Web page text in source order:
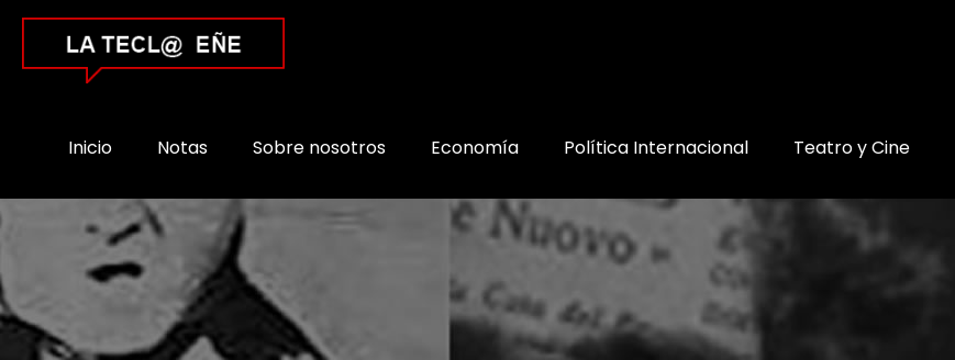
Inicio Notas Sobre nosotros Economía Política Internacional Teatro y Cine